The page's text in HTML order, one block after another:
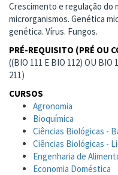
Crescimento e regulação do
microrganismos. Genética
genética. Vírus. Fungos.
PRÉ-REQUISITO (PRÉ OU
((BIO 111 E BIO 112) OU BIO
211)
CURSOS
Agronomia
Bioquímica
Ciências Biológicas -
Ciências Biológicas -
Engenharia de
Economia Doméstica